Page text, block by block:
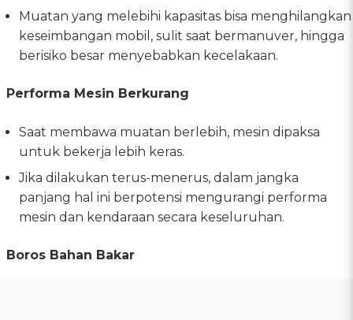
Muatan yang melebihi kapasitas bisa menghilangkan
keseimbangan mobil, sulit saat bermanuver, hingga
berisiko besar menyebabkan kecelakaan.
Performa Mesin Berkurang
Saat membawa muatan berlebih, mesin dipaksa
untuk bekerja lebih keras.
Jika dilakukan terus-menerus, dalam jangka
panjang hal ini berpotensi mengurangi performa
mesin dan kendaraan secara keseluruhan.
Boros Bahan Bakar